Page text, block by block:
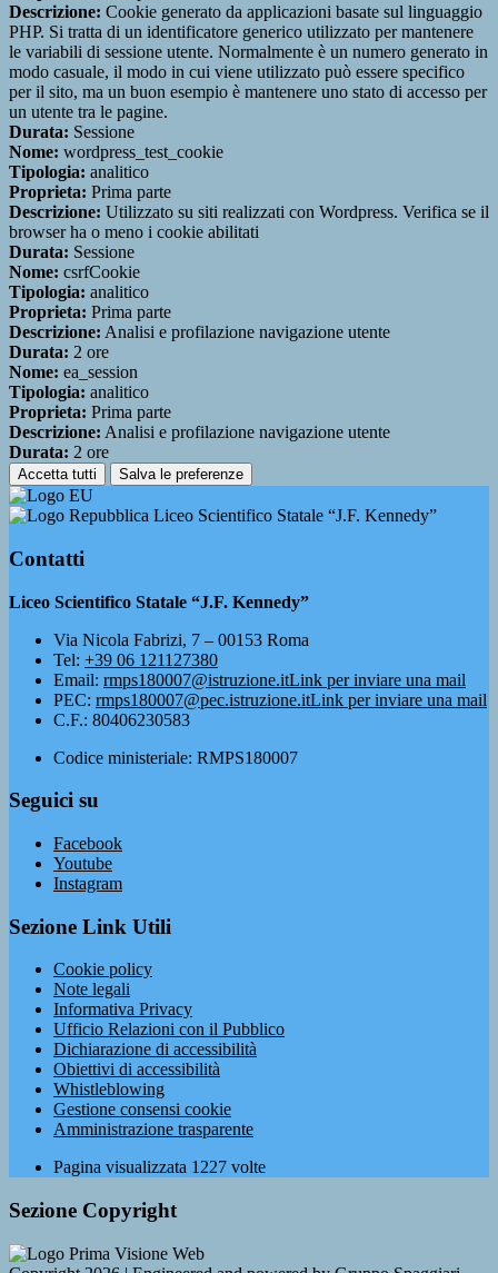
Descrizione: Cookie generato da applicazioni basate sul linguaggio
PHP. Si tratta di un identificatore generico utilizzato per mantenere
le variabili di sessione utente. Normalmente è un numero generato in
modo casuale, il modo in cui viene utilizzato può essere specifico
per il sito, ma un buon esempio è mantenere uno stato di accesso per
un utente tra le pagine.
Durata: Sessione
Nome: wordpress_test_cookie
Tipologia: analitico
Proprieta: Prima parte
Descrizione: Utilizzato su siti realizzati con Wordpress. Verifica se il
browser ha o meno i cookie abilitati
Durata: Sessione
Nome: csrfCookie
Tipologia: analitico
Proprieta: Prima parte
Descrizione: Analisi e profilazione navigazione utente
Durata: 2 ore
Nome: ea_session
Tipologia: analitico
Proprieta: Prima parte
Descrizione: Analisi e profilazione navigazione utente
Durata: 2 ore
Accetta tutti Salva le preferenze
Liceo Scientifico Statale “J.F. Kennedy”
Contatti
Liceo Scientifico Statale “J.F. Kennedy”
Via Nicola Fabrizi, 7 – 00153 Roma
Tel: +39 06 121127380
Email: rmps180007@istruzione.itLink per inviare una mail
PEC: rmps180007@pec.istruzione.itLink per inviare una mail
C.F.: 80406230583
Codice ministeriale: RMPS180007
Seguici su
Facebook
Youtube
Instagram
Sezione Link Utili
Cookie policy
Note legali
Informativa Privacy
Ufficio Relazioni con il Pubblico
Dichiarazione di accessibilità
Obiettivi di accessibilità
Whistleblowing
Gestione consensi cookie
Amministrazione trasparente
Pagina visualizzata 1227 volte
Sezione Copyright